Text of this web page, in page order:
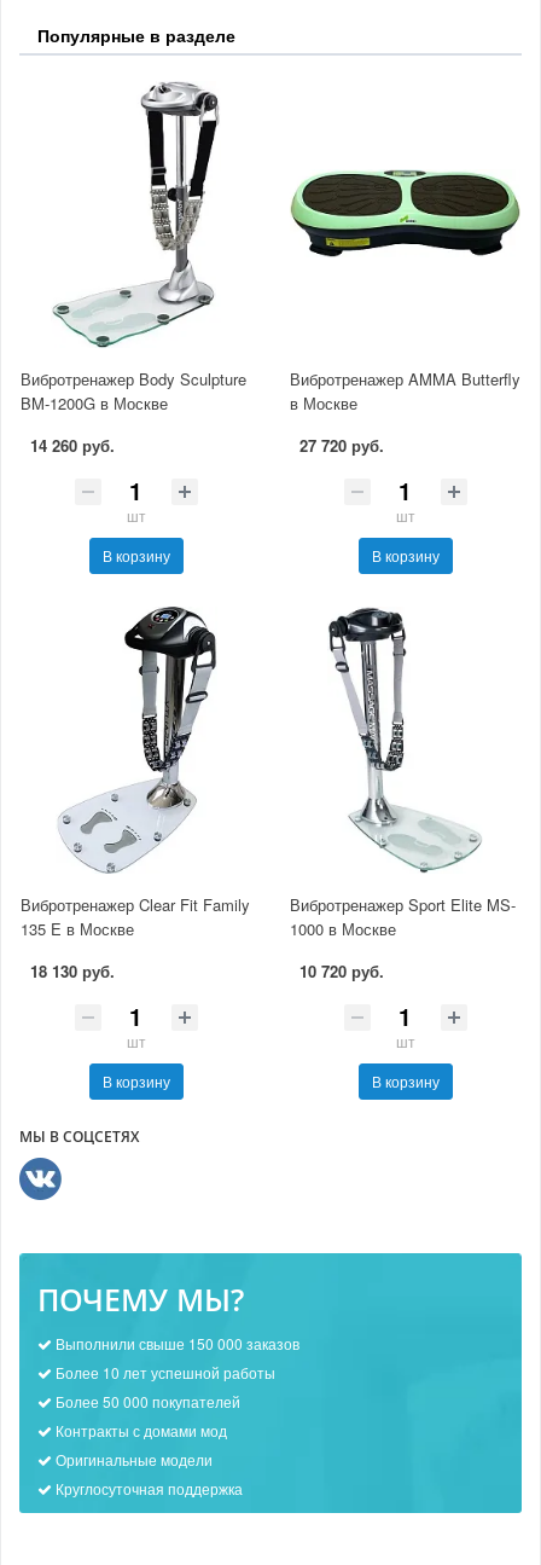
Популярные в разделе
Вибротренажер Body Sculpture
BM-1200G в Москве
14 260 руб.
шт
В корзину
Вибротренажер AMMA Butterfly
в Москве
27 720 руб.
шт
В корзину
Вибротренажер Clear Fit Family
135 E в Москве
18 130 руб.
шт
В корзину
Вибротренажер Sport Elite MS-
1000 в Москве
10 720 руб.
шт
В корзину
МЫ В СОЦСЕТЯХ
ПОЧЕМУ МЫ?
Выполнили свыше 150 000 заказов
Более 10 лет успешной работы
Более 50 000 покупателей
Контракты с домами мод
Оригинальные модели
Круглосуточная поддержка